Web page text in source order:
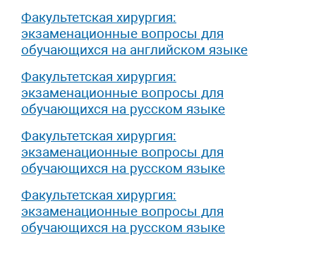
Факультетская хирургия:
экзаменационные вопросы для
обучающихся на английском языке
Факультетская хирургия:
экзаменационные вопросы для
обучающихся на русском языке
Факультетская хирургия:
экзаменационные вопросы для
обучающихся на русском языке
Факультетская хирургия:
экзаменационные вопросы для
обучающихся на русском языке